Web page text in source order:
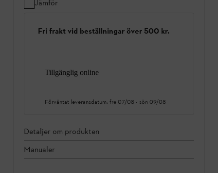
Jämför
Fri frakt vid beställningar över 500 kr.
Tillgänglig online
Förväntat leveransdatum: fre 07/08 - sön 09/08
Detaljer om produkten
Manualer